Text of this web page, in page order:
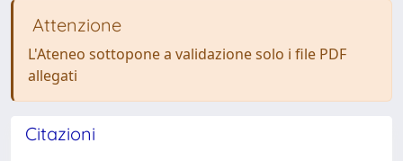
Attenzione
L'Ateneo sottopone a validazione solo i file PDF
allegati
Citazioni